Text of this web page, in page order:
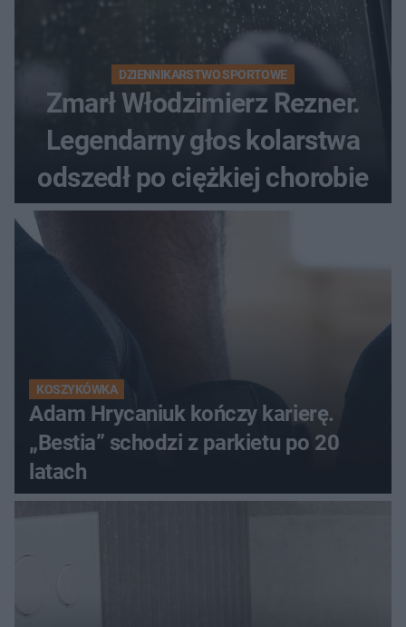
DZIENNIKARSTWO SPORTOWE
Zmarł Włodzimierz Rezner.
Legendarny głos kolarstwa
odszedł po ciężkiej chorobie
KOSZYKÓWKA
Adam Hrycaniuk kończy karierę.
„Bestia” schodzi z parkietu po 20
latach